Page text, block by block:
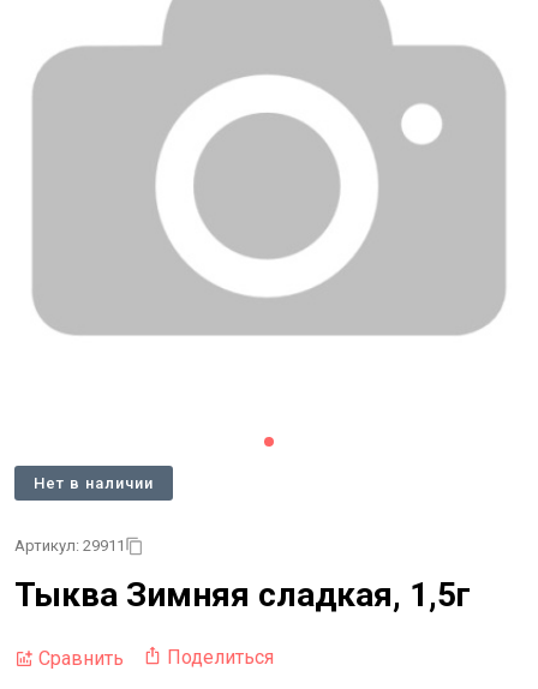
Нет в наличии
Артикул: 29911
Тыква Зимняя сладкая, 1,5г
Сравнить Поделиться